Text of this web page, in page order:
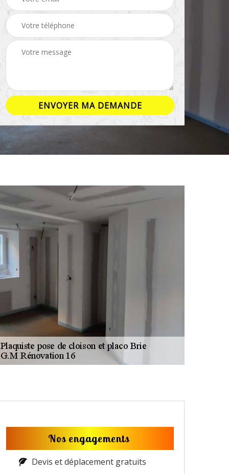
Nos engagements
Devis et déplacement gratuits